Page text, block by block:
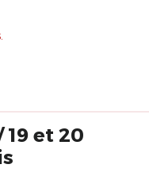
19 et 20